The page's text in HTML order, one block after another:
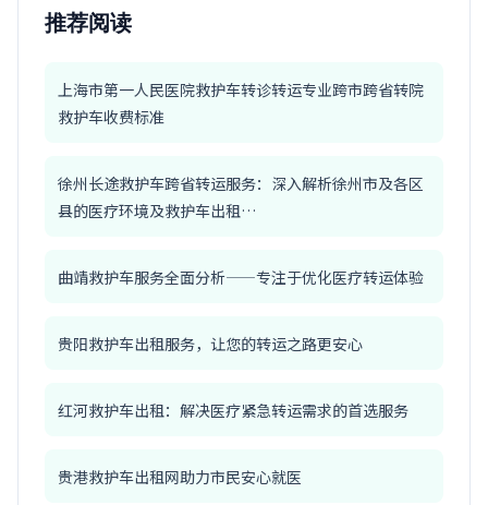
推荐阅读
上海市第一人民医院救护车转诊转运专业跨市跨省转院
救护车收费标准
徐州长途救护车跨省转运服务：深入解析徐州市及各区
县的医疗环境及救护车出租…
曲靖救护车服务全面分析——专注于优化医疗转运体验
贵阳救护车出租服务，让您的转运之路更安心
红河救护车出租：解决医疗紧急转运需求的首选服务
贵港救护车出租网助力市民安心就医